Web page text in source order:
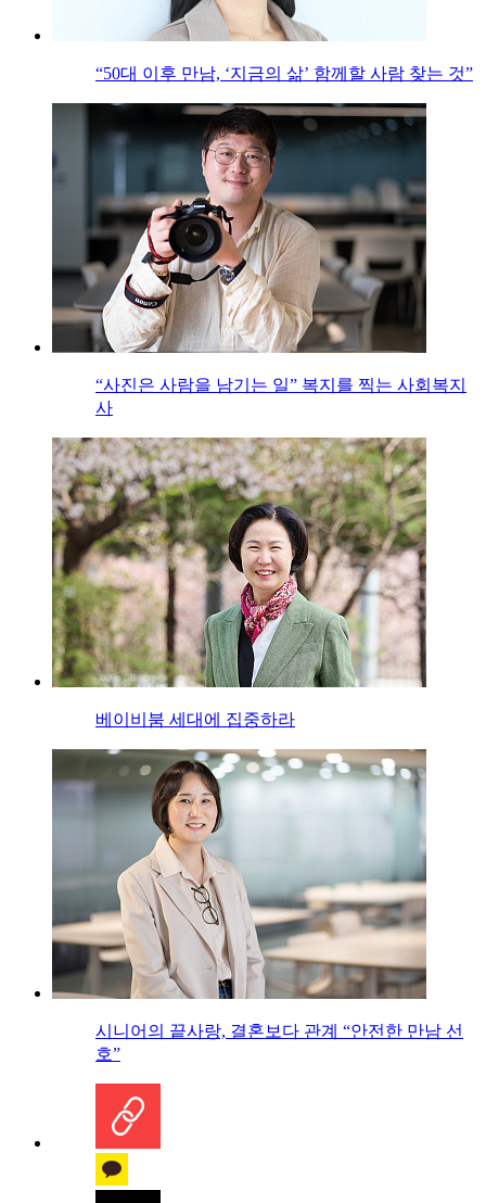
“50대 이후 만남, ‘지금의 삶’ 함께할 사람 찾는 것”
“사진은 사람을 남기는 일” 복지를 찍는 사회복지
사
베이비붐 세대에 집중하라
시니어의 끝사랑, 결혼보다 관계 “안전한 만남 선
호”